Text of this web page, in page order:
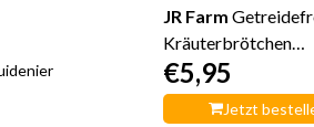
JR Farm
Kräuterbrötchen
Löwenzahn &
€5,95
Jetzt